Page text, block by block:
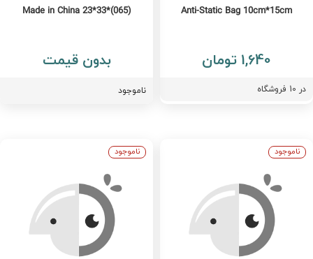
Anti-Static Bag 10cm*15cm
1,640 تومان
10 فروشگاه
Made in China 23*33*(065)
بدون قیمت
ناموجود
ناموجود ناموجود